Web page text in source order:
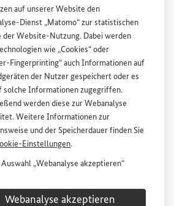
auf unsererWebsite den
Dienst „Matomo“ zur statistischen
derWebsite-Nutzung. Dabei werden
wie „Cookies“ oder
-Fingerprinting“ auch Informationen auf
der Nutzer gespeichert oder es
solche Informationen zugegriffen.
werden diese zur Webanalyse
Weitere Informationen zur
und der Speicherdauer finden Sie
-Einstellungen.
„Webanalyse akzeptieren“
„Matomo“ auf derWebsitedes
für wirtschaftliche
Webanalyse akzeptieren
Zusammenarbeit und